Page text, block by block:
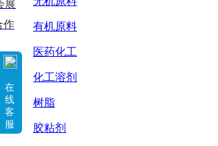
有机原料
医药化工
化工溶剂
树脂
胶粘剂
展
作
在
线
客
服